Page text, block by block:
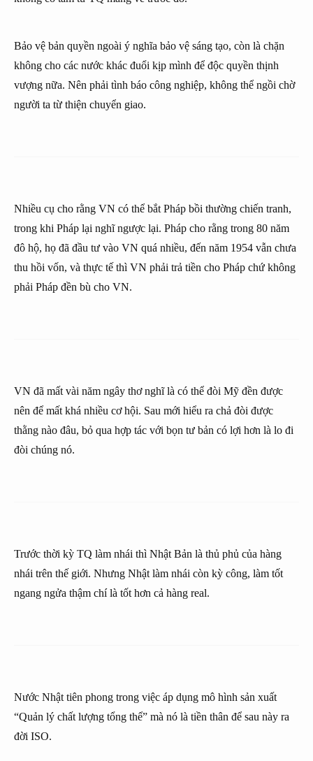
Bảo vệ bản quyền ngoài ý nghĩa bảo vệ sáng tạo, còn là chặn
không cho các nước khác đuổi kịp mình để độc quyền thịnh
vượng nữa. Nên phải tình báo công nghiệp, không thể ngồi chờ
người ta từ thiện chuyển giao.
Nhiều cụ cho rằng VN có thể bắt Pháp bồi thường chiến tranh,
trong khi Pháp lại nghĩ ngược lại. Pháp cho rằng trong 80 năm
đô hộ, họ đã đầu tư vào VN quá nhiều, đến năm 1954 vẫn chưa
thu hồi vốn, và thực tế thì VN phải trả tiền cho Pháp chứ không
phải Pháp đền bù cho VN.
VN đã mất vài năm ngây thơ nghĩ là có thể đòi Mỹ đền được
nên để mất khá nhiều cơ hội. Sau mới hiểu ra chả đòi được
thằng nào đâu, bỏ qua hợp tác với bọn tư bản có lợi hơn là lo đi
đòi chúng nó.
Trước thời kỳ TQ làm nhái thì Nhật Bản là thủ phủ của hàng
nhái trên thế giới. Nhưng Nhật làm nhái còn kỳ công, làm tốt
ngang ngửa thậm chí là tốt hơn cả hàng real.
Nước Nhật tiên phong trong việc áp dụng mô hình sản xuất
“Quản lý chất lượng tổng thể” mà nó là tiền thân để sau này ra
đời ISO.